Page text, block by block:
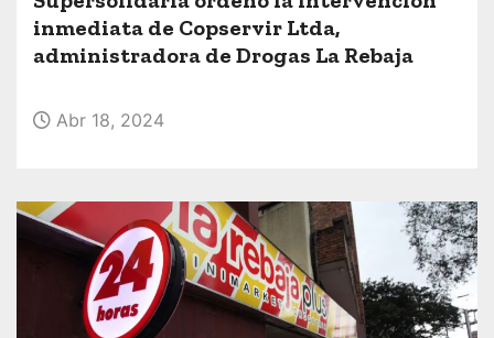
inmediata de Copservir Ltda,
administradora de Drogas La Rebaja
Abr 18, 2024